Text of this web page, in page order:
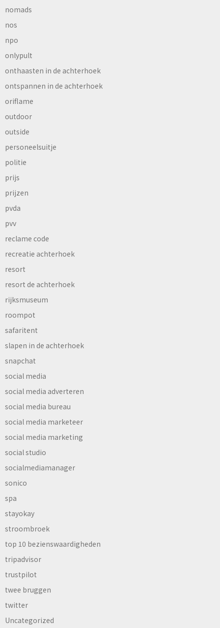
nomads
nos
npo
onlypult
onthaasten in de achterhoek
ontspannen in de achterhoek
oriflame
outdoor
outside
personeelsuitje
politie
prijs
prijzen
pvda
pvv
reclame code
recreatie achterhoek
resort
resort de achterhoek
rijksmuseum
roompot
safaritent
slapen in de achterhoek
snapchat
social media
social media adverteren
social media bureau
social media marketeer
social media marketing
social studio
socialmediamanager
sonico
spa
stayokay
stroombroek
top 10 bezienswaardigheden
tripadvisor
trustpilot
twee bruggen
twitter
Uncategorized